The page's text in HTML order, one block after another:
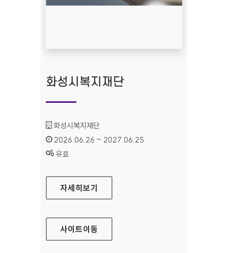
화성시복지재단
기관명 :
화성시복지재단
인증기간 :
2026.06.26 ~ 2027.06.25
상태 :
유효
화성시복지재단
자세히보기
사이트이동